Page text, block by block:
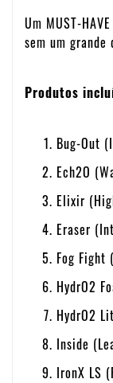
Um MUST-
sem um
Produtos
Bug-Out
Ech2O
Elixir
Eraser
Fog
HydrO2
HydrO2
Inside
IronX LS